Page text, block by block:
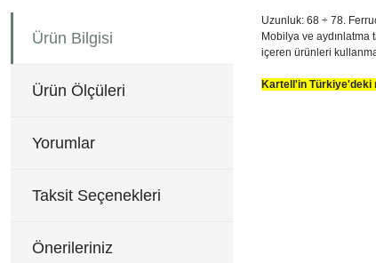
Ürün Bilgisi
Ürün Ölçüleri
Yorumlar
Taksit Seçenekleri
Önerileriniz
Uzunluk: 68 ÷ 78.
Mobilya ve aydınlatma
içeren ürünleri
Kartell'in Türkiye'deki